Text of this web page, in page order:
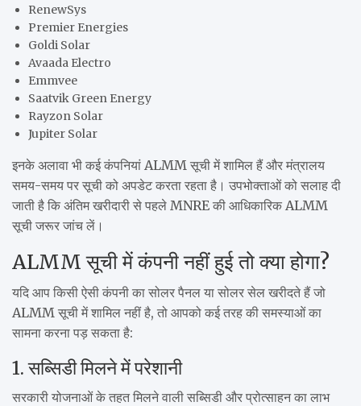
RenewSys
Premier Energies
Goldi Solar
Avaada Electro
Emmvee
Saatvik Green Energy
Rayzon Solar
Jupiter Solar
इनके अलावा भी कई कंपनियां ALMM सूची में शामिल हैं और मंत्रालय
समय-समय पर सूची को अपडेट करता रहता है। उपभोक्ताओं को सलाह दी
जाती है कि अंतिम खरीदारी से पहले MNRE की आधिकारिक ALMM
सूची जरूर जांच लें।
ALMM सूची में कंपनी नहीं हुई तो क्या होगा?
यदि आप किसी ऐसी कंपनी का सोलर पैनल या सोलर सेल खरीदते हैं जो
ALMM सूची में शामिल नहीं है, तो आपको कई तरह की समस्याओं का
सामना करना पड़ सकता है:
1. सब्सिडी मिलने में परेशानी
सरकारी योजनाओं के तहत मिलने वाली सब्सिडी और प्रोत्साहन का लाभ